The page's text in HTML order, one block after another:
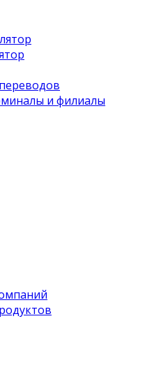
и филиалы